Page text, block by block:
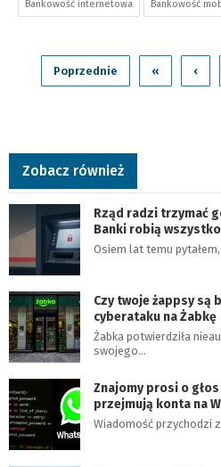
Bankowość internetowa Bankowość
Poprzednie « ‹
Zobacz również
Rząd radzi trzymać
Banki robią
Osiem lat temu
Czy twoje żappsy są
cyberataku na Żabkę
Żabka potwierdziła
swojego…
Znajomy prosi o
przejmują konta na
Wiadomość przychodzi